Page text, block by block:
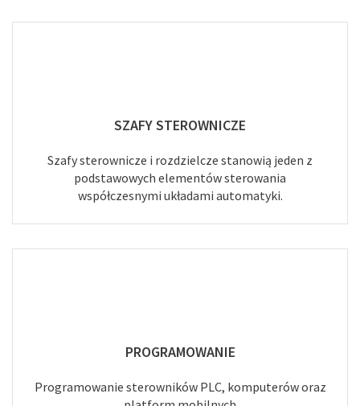
SZAFY STEROWNICZE
Szafy sterownicze i rozdzielcze stanowią jeden z
podstawowych elementów sterowania
współczesnymi układami automatyki.
PROGRAMOWANIE
Programowanie sterowników PLC, komputerów oraz